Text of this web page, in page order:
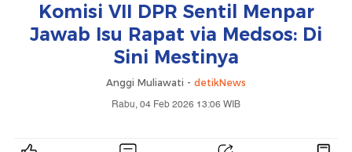
Komisi VII DPR Sentil Menpar
Jawab Isu Rapat via Medsos: Di
Sini Mestinya
Anggi Muliawati - detikNews
Rabu, 04 Feb 2026 13:06 WIB